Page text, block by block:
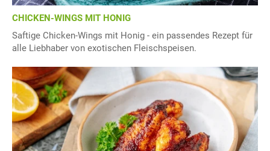
CHICKEN-WINGS MIT HONIG
Saftige Chicken-Wings mit Honig - ein passendes Rezept für
alle Liebhaber von exotischen Fleischspeisen.